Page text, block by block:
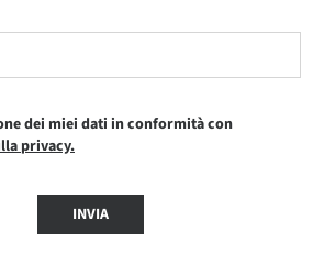
dei miei dati in conformità con
privacy.
INVIA